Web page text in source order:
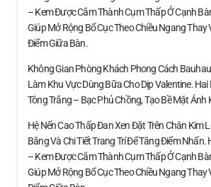
– Kem Được Cắm Thành Cụm Thấp Ở Cạnh
Giúp Mở Rộng Bố Cục Theo Chiều Ngang Thay
Điểm Giữa Bàn.
Không Gian Phòng Khách Phong Cách
Làm Khu Vực Dùng Bữa Cho Dịp Valentine. Hai
Tông Trắng – Bạc Phủ Chồng, Tạo Bề Mặt Ánh
Hệ Nến Cao Thấp Đan Xen Đặt Trên Chân Kim
Băng Và Chi Tiết Trang Trí Để Tăng Điểm Nhấn.
– Kem Được Cắm Thành Cụm Thấp Ở Cạnh
Giúp Mở Rộng Bố Cục Theo Chiều Ngang Thay